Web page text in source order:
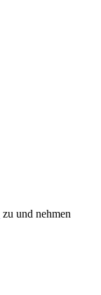
zu und nehmen